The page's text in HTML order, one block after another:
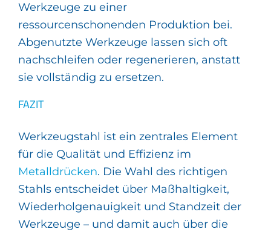
Werkzeuge zu einer
ressourcenschonenden Produktion bei.
Abgenutzte Werkzeuge lassen sich oft
nachschleifen oder regenerieren, anstatt
sie vollständig zu ersetzen.
FAZIT
Werkzeugstahl ist ein zentrales Element
für die Qualität und Effizienz im
Metalldrücken. Die Wahl des richtigen
Stahls entscheidet über Maßhaltigkeit,
Wiederholgenauigkeit und Standzeit der
Werkzeuge – und damit auch über die